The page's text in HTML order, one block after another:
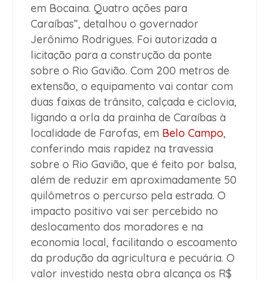
em Bocaina. Quatro ações para
Caraíbas”, detalhou o governador
Jerônimo Rodrigues. Foi autorizada a
licitação para a construção da ponte
sobre o Rio Gavião. Com 200 metros de
extensão, o equipamento vai contar com
duas faixas de trânsito, calçada e ciclovia,
ligando a orla da prainha de Caraíbas à
localidade de Farofas, em Belo Campo,
conferindo mais rapidez na travessia
sobre o Rio Gavião, que é feito por balsa,
além de reduzir em aproximadamente 50
quilômetros o percurso pela estrada. O
impacto positivo vai ser percebido no
deslocamento dos moradores e na
economia local, facilitando o escoamento
da produção da agricultura e pecuária. O
valor investido nesta obra alcança os R$